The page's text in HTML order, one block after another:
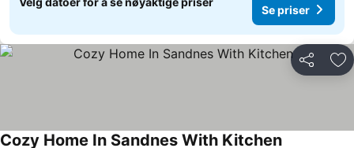
Se priser
Del
Cozy Home In Sandnes With Kitchen